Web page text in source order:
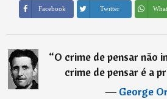
Facebook Twitter
“O crime de pensar não
crime de pensar é a
―George